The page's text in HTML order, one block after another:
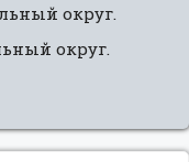
округ.
округ.